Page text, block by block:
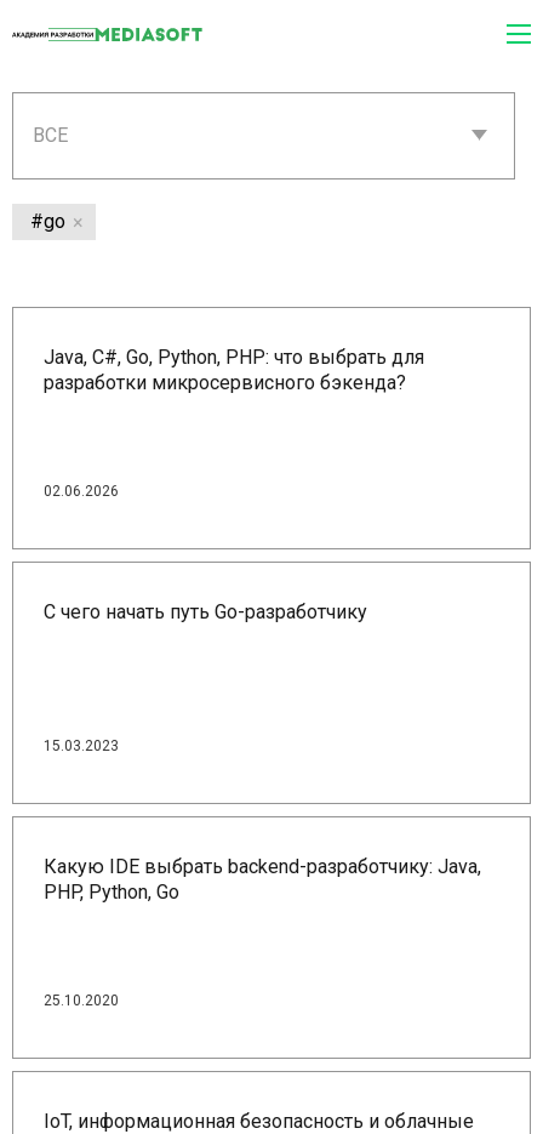
ВСЕ
#go
Java, C#, Go, Python, PHP: что выбрать для
разработки микросервисного бэкенда?
02.06.2026
С чего начать путь Go-разработчику
15.03.2023
Какую IDE выбрать backend-разработчику: Java,
PHP, Python, Go
25.10.2020
IoT, информационная безопасность и облачные